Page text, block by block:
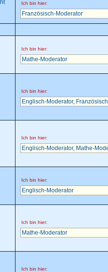
Ich bin hier:
Französisch-Moderator
Ich bin hier:
Mathe-Moderator
Ich bin hier:
Englisch-Moderator,
Ich bin hier:
Englisch-Moderator, Mathe-
Ich bin hier:
Englisch-Moderator
Ich bin hier:
Mathe-Moderator
Ich bin hier: